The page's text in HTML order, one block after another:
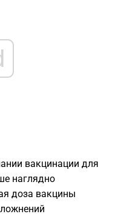
вакцинации для
наглядно
доза вакцины